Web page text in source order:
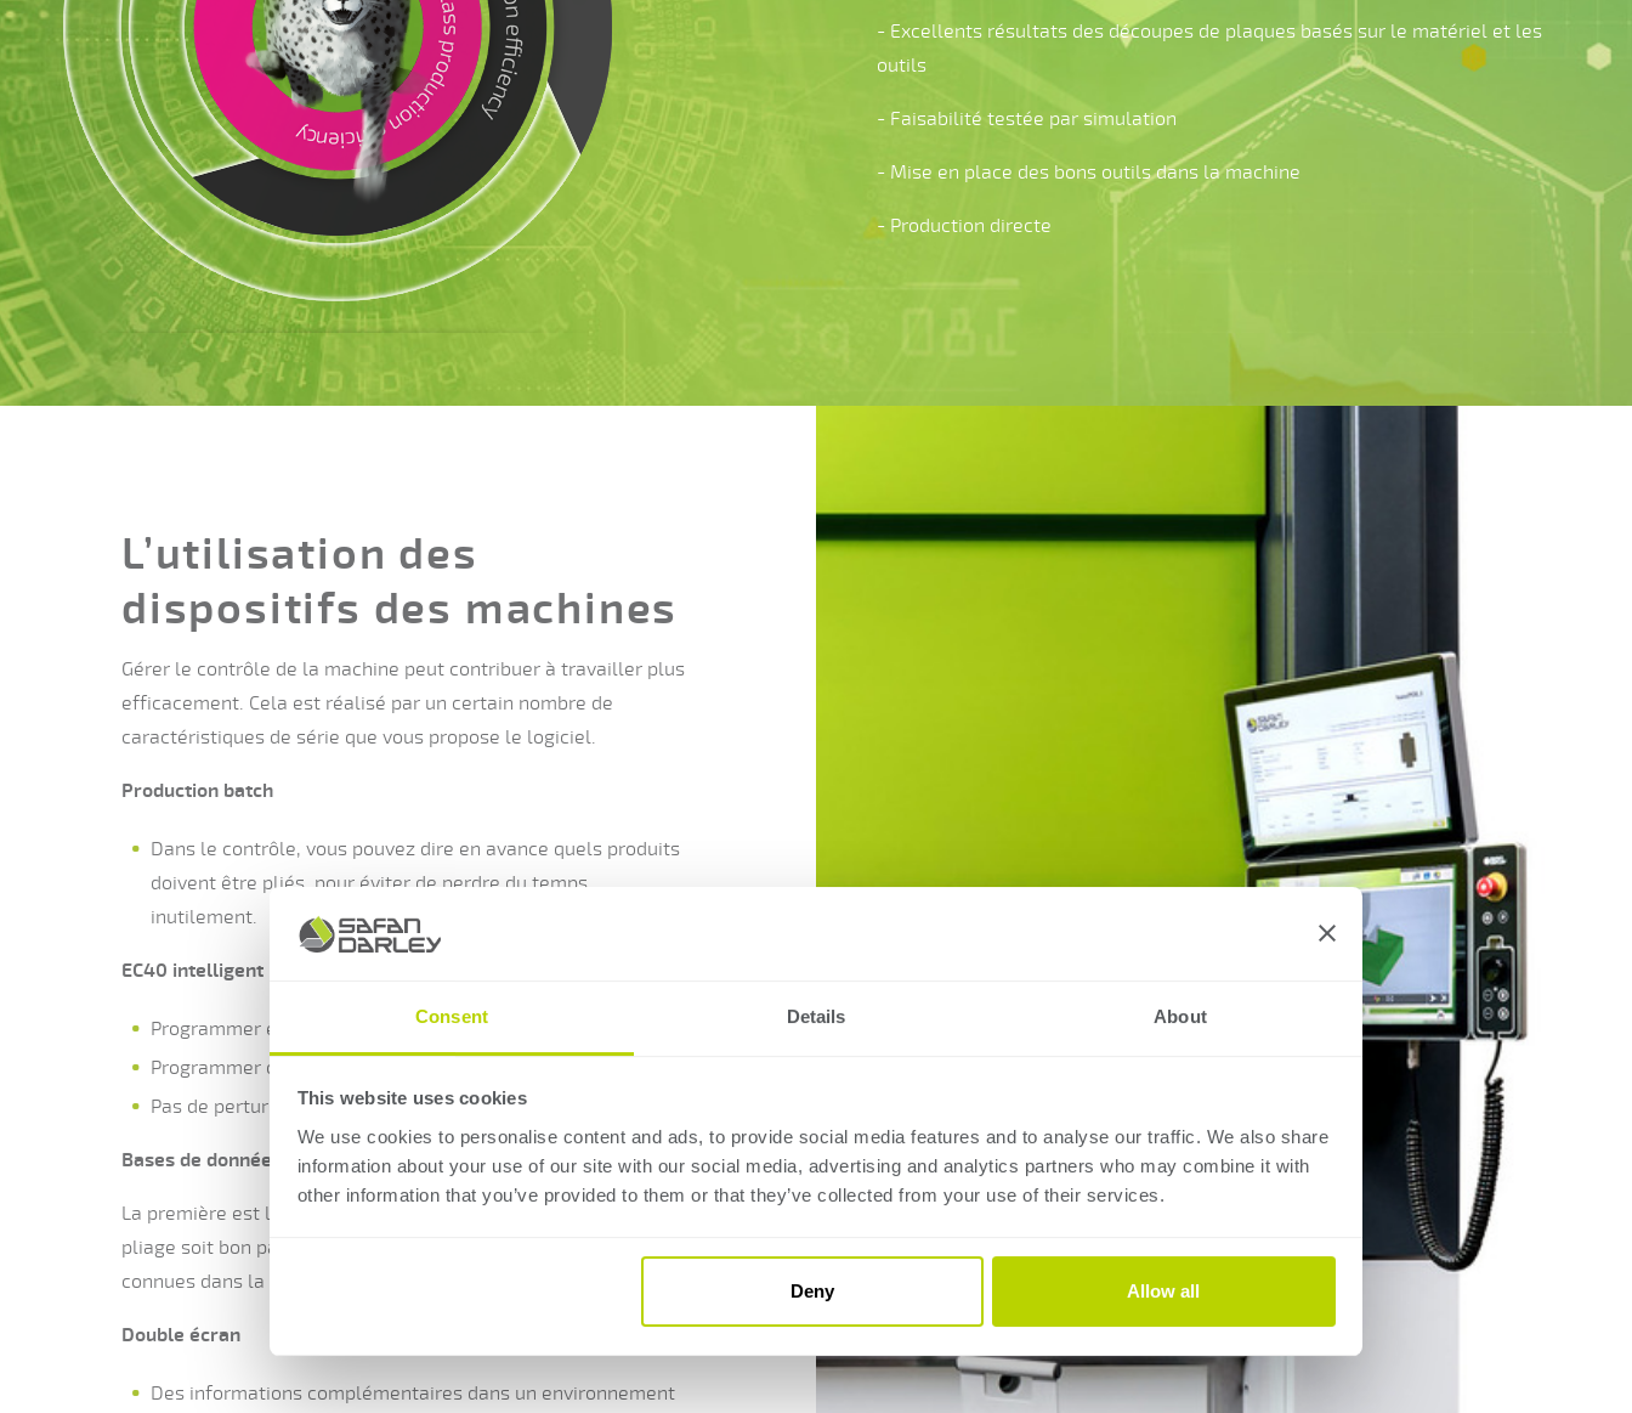
Consent Details About
This website uses cookies
We use cookies to personalise content and ads, to provide social media features and to analyse our traffic. We also share
information about your use of our site with our social media, advertising and analytics partners who may combine it with
other information that you’ve provided to them or that they’ve collected from your use of their services.
Deny Allow all
- Excellents résultats des découpes de plaques basés sur le matériel et les
outils
- Faisabilité testée par simulation
- Mise en place des bons outils dans la machine
- Production directe
L’utilisation des
dispositifs des machines
Gérer le contrôle de la machine peut contribuer à travailler plus
efficacement. Cela est réalisé par un certain nombre de
caractéristiques de série que vous propose le logiciel.
Production batch
Dans le contrôle, vous pouvez dire en avance quels produits
doivent être pliés, pour éviter de perdre du temps
inutilement.
EC40 intelligent
Programmer en 3D sur une tablette
Programmer où vous voulez
Pas de perturbations de la production
Bases de données pour pliage
La première est la bonne, faire en sorte à ce que le premier
pliage soit bon parce que les influences du matériel sont
connues dans la base de données.
Double écran
Des informations complémentaires dans un environnement